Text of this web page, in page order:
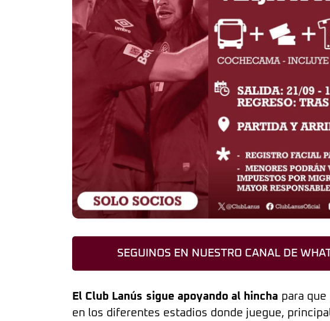
SEGUINOS EN NUESTRO CANAL DE
El Club Lanús sigue apoyando al hincha para
en los diferentes estadios donde juegue,